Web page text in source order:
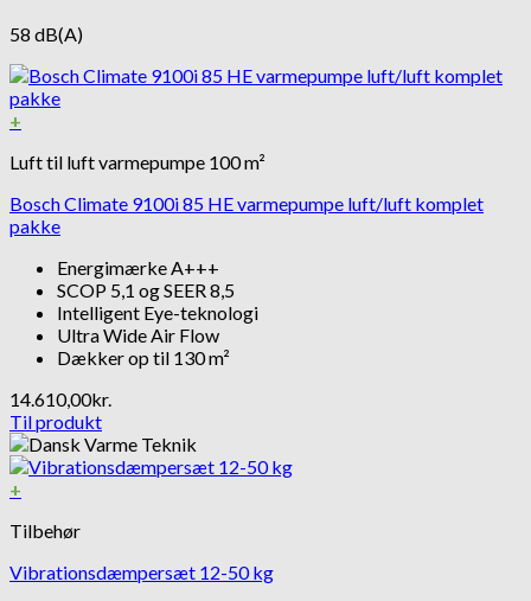
58 dB(A)
+
Luft til luft varmepumpe 100 m²
Bosch Climate 9100i 85 HE varmepumpe luft/luft komplet
pakke
Energimærke A+++
SCOP 5,1 og SEER 8,5
Intelligent Eye-teknologi
Ultra Wide Air Flow
Dækker op til 130 m²
14.610,00kr.
Til produkt
+
Tilbehør
Vibrationsdæmpersæt 12-50 kg